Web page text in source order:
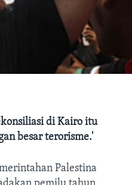
di Kairo itu
besar terorisme.'
Palestina